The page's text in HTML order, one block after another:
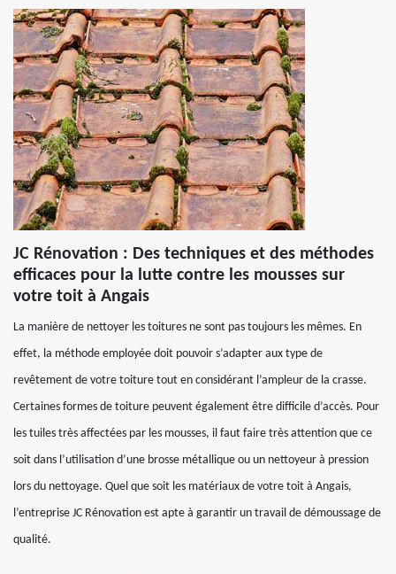
JC Rénovation : Des techniques et des méthodes
efficaces pour la lutte contre les mousses sur
votre toit à Angais
La manière de nettoyer les toitures ne sont pas toujours les mêmes. En
effet, la méthode employée doit pouvoir s’adapter aux type de
revêtement de votre toiture tout en considérant l’ampleur de la crasse.
Certaines formes de toiture peuvent également être difficile d’accès. Pour
les tuiles très affectées par les mousses, il faut faire très attention que ce
soit dans l’utilisation d’une brosse métallique ou un nettoyeur à pression
lors du nettoyage. Quel que soit les matériaux de votre toit à Angais,
l’entreprise JC Rénovation est apte à garantir un travail de démoussage de
qualité.